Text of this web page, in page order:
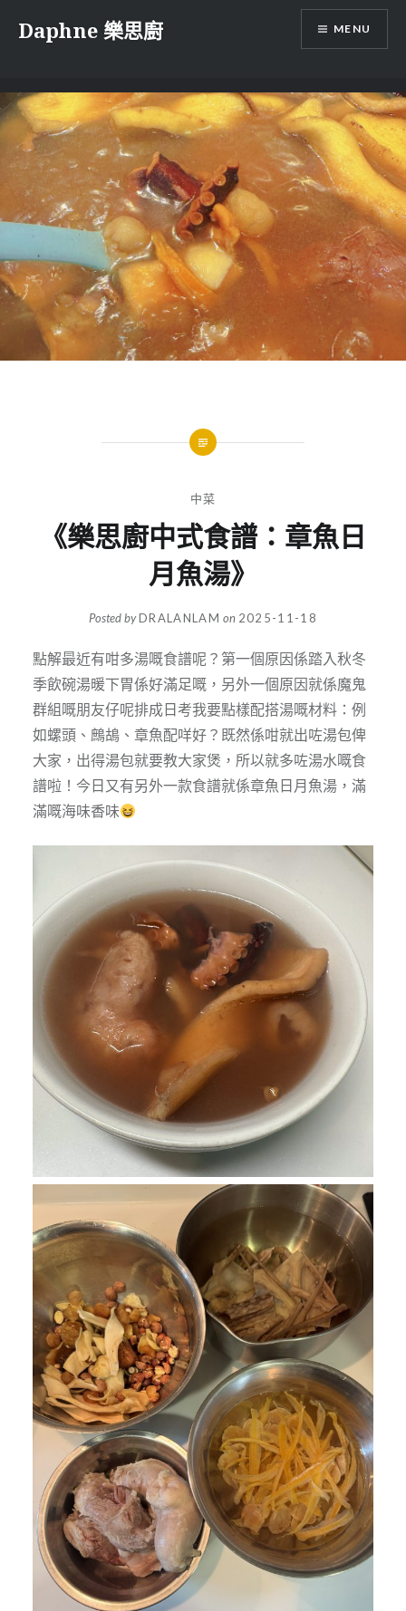
Daphne 樂思廚 MENU
中菜
《樂思廚中式食譜：章魚日
月魚湯》
Posted byDRALANLAM on 2025-11-18
點解最近有咁多湯嘅食譜呢？第一個原因係踏入秋冬
季飲碗湯暖下胃係好滿足嘅，另外一個原因就係魔鬼
群組嘅朋友仔呢排成日考我要點樣配搭湯嘅材料：例
如螺頭、鷓鴣、章魚配咩好？既然係咁就出咗湯包俾
大家，出得湯包就要教大家煲，所以就多咗湯水嘅食
譜啦！今日又有另外一款食譜就係章魚日月魚湯，滿
滿嘅海味香味